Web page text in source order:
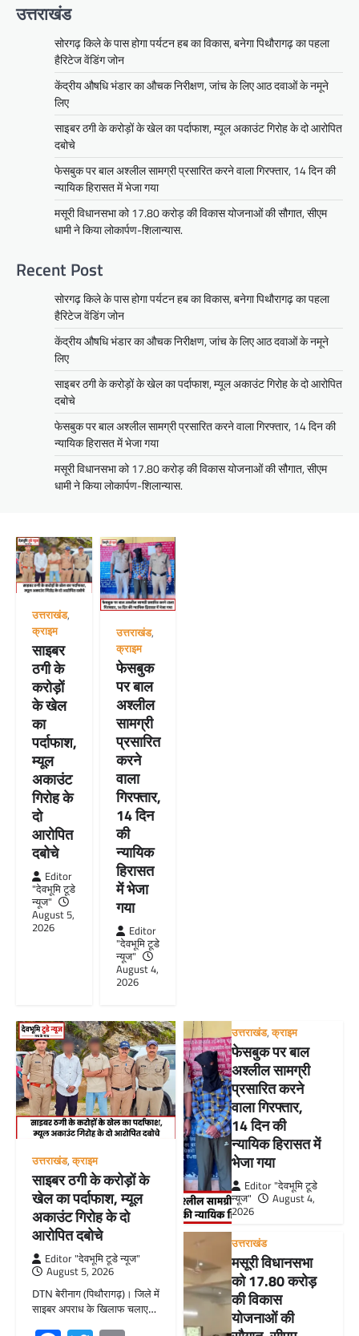
उत्तराखंड
सोरगढ़ किले के पास होगा पर्यटन हब का विकास, बनेगा पिथौरागढ़ का पहला
हैरिटेज वेंडिंग जोन
केंद्रीय औषधि भंडार का औचक निरीक्षण, जांच के लिए आठ दवाओं के नमूने
लिए
साइबर ठगी के करोड़ों के खेल का पर्दाफाश, म्यूल अकाउंट गिरोह के दो आरोपित
दबोचे
फेसबुक पर बाल अश्लील सामग्री प्रसारित करने वाला गिरफ्तार, 14 दिन की
न्यायिक हिरासत में भेजा गया
मसूरी विधानसभा को 17.80 करोड़ की विकास योजनाओं की सौगात, सीएम
धामी ने किया लोकार्पण-शिलान्यास.
Recent Post
सोरगढ़ किले के पास होगा पर्यटन हब का विकास, बनेगा पिथौरागढ़ का पहला
हैरिटेज वेंडिंग जोन
केंद्रीय औषधि भंडार का औचक निरीक्षण, जांच के लिए आठ दवाओं के नमूने
लिए
साइबर ठगी के करोड़ों के खेल का पर्दाफाश, म्यूल अकाउंट गिरोह के दो आरोपित
दबोचे
फेसबुक पर बाल अश्लील सामग्री प्रसारित करने वाला गिरफ्तार, 14 दिन की
न्यायिक हिरासत में भेजा गया
मसूरी विधानसभा को 17.80 करोड़ की विकास योजनाओं की सौगात, सीएम
धामी ने किया लोकार्पण-शिलान्यास.
उत्तराखंड,
क्राइम
साइबर
ठगी के
करोड़ों
के खेल
का
पर्दाफाश,
म्यूल
अकाउंट
गिरोह के
दो
आरोपित
दबोचे
Editor
"देवभूमि टूडे
न्यूज"
August 5,
2026
उत्तराखंड,
क्राइम
फेसबुक
पर बाल
अश्लील
सामग्री
प्रसारित
करने
वाला
गिरफ्तार,
14 दिन
की
न्यायिक
हिरासत
में भेजा
गया
Editor
"देवभूमि टूडे
न्यूज"
August 4,
2026
उत्तराखंड,क्राइम
साइबर ठगी के करोड़ों के
खेल का पर्दाफाश, म्यूल
अकाउंट गिरोह के दो
आरोपित दबोचे
Editor "देवभूमि टूडे न्यूज"
August 5, 2026
DTN बेरीनाग (पिथौरागढ़)। जिले में
साइबर अपराध के खिलाफ चलाए…
उत्तराखंड,क्राइम
फेसबुक पर बाल
अश्लील सामग्री
प्रसारित करने
वाला गिरफ्तार,
14 दिन की
न्यायिक हिरासत में
भेजा गया
Editor "देवभूमि टूडे
न्यूज"
August 4,
2026
उत्तराखंड
मसूरी विधानसभा
को 17.80 करोड़
की विकास
योजनाओं की